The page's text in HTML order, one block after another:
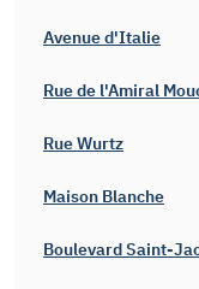
Avenue d'Italie
Rue de l'Amiral
Rue Wurtz
Maison Blanche
Boulevard Saint-